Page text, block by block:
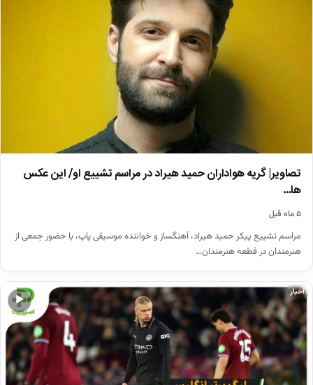
تصاویر| گریه هواداران حمید هیراد در مراسم تشییع او/ این عکس
ها…
۵ ماه قبل
مراسم تشییع پیکر حمید هیراد، آهنگساز و خواننده موسیقی پاپ، با حضور جمعی از
هنرمندان در قطعه هنرمندان…
▶
اخبار